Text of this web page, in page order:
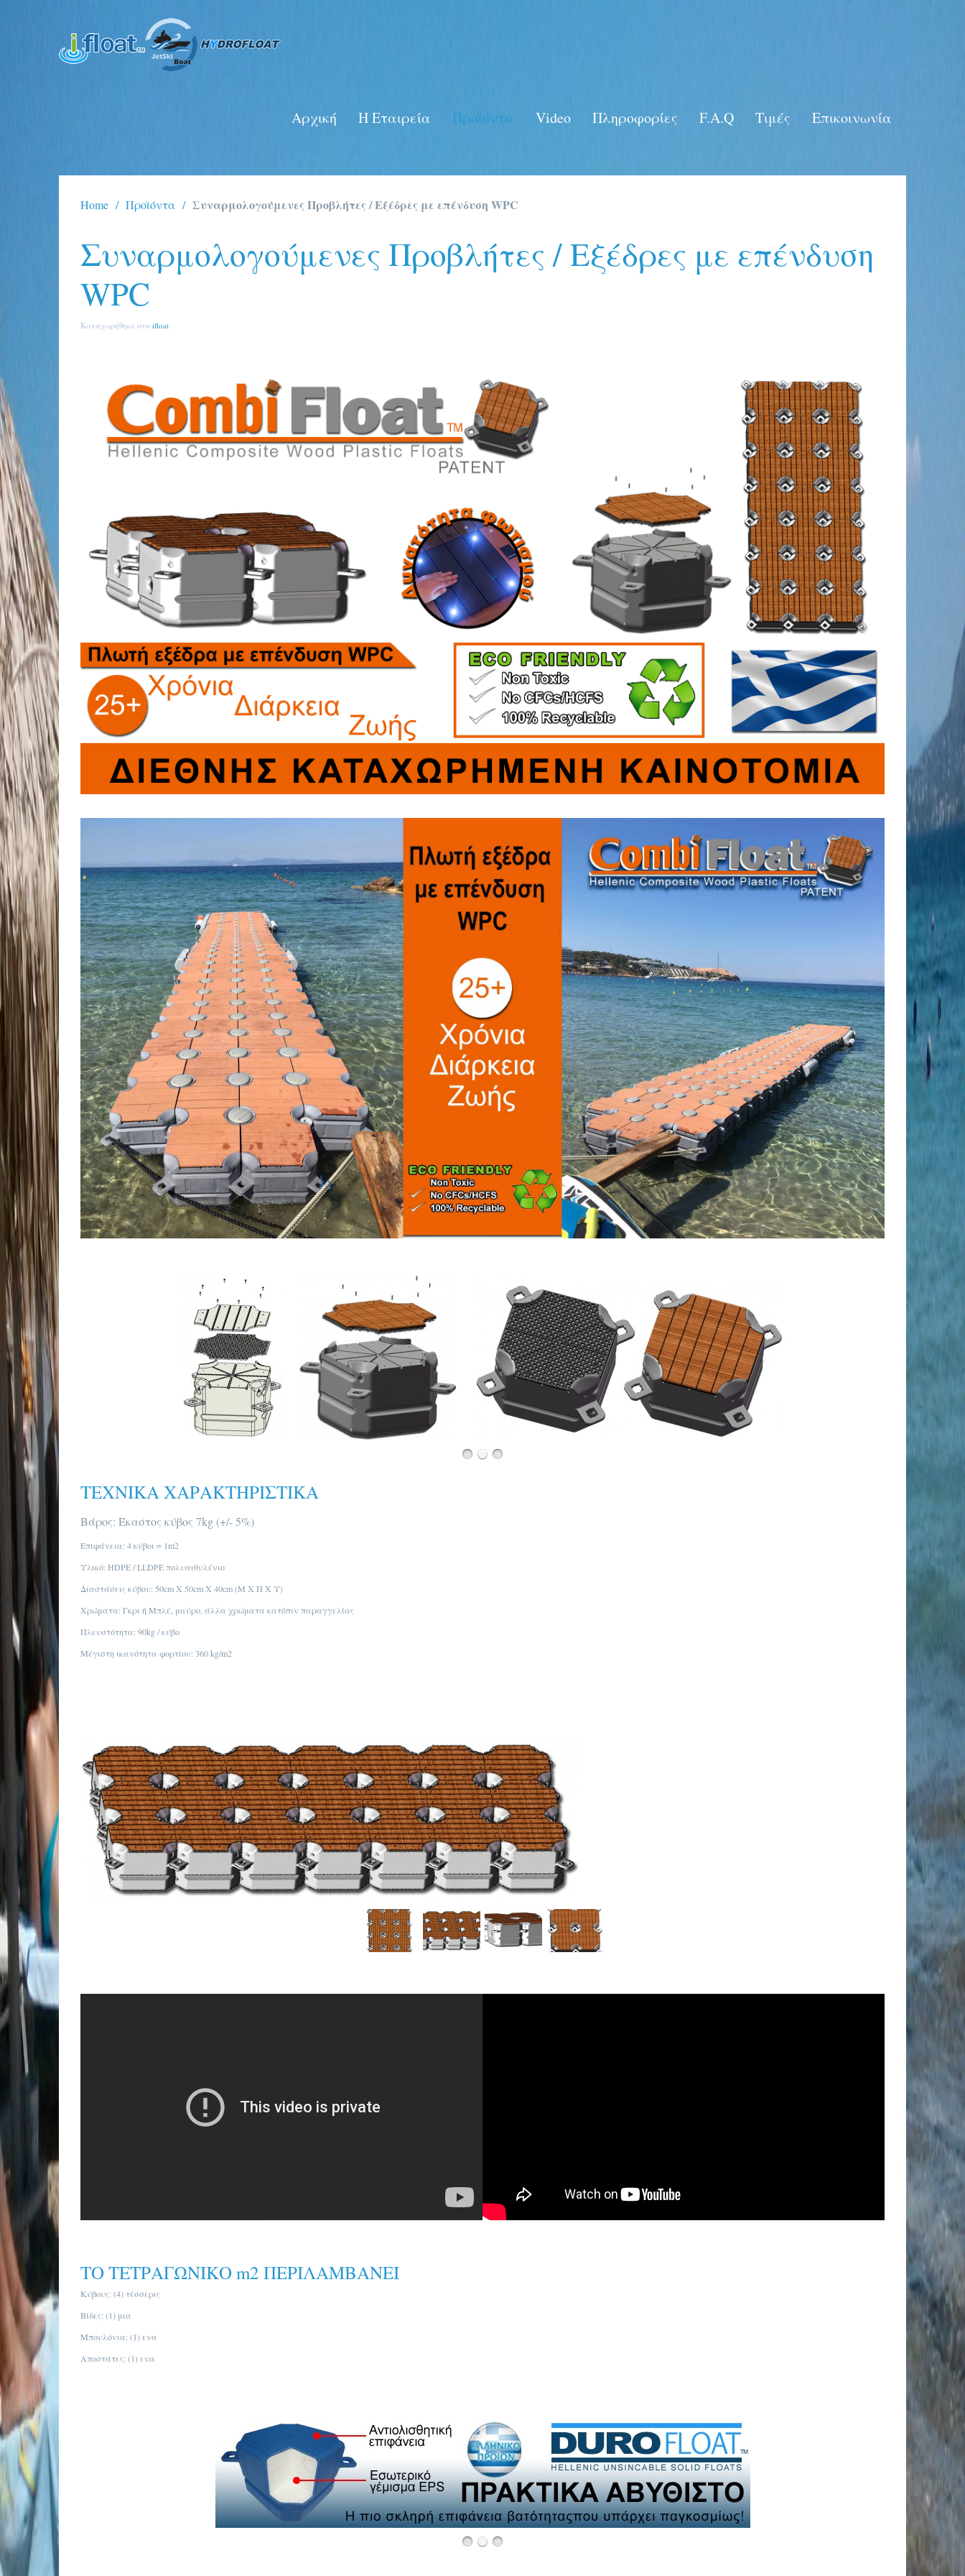
Αρχική Η Eταιρεία Προϊόντα Video Πληροφορίες F.A.Q Τιμές Επικοινωνία
Home Προϊόντα Συναρμολογούμενες Προβλήτες / Εξέδρες με επένδυση WPC
Συναρμολογούμενες Προβλήτες / Εξέδρες με επένδυση
WPC
Καταχωρήθηκε στο ifloat
ΤΕΧΝΙΚΑ ΧΑΡΑΚΤΗΡΙΣΤΙΚΑ
Βάρος: Έκαστος κύβος 7kg (+/- 5%)
Επιφάνεια: 4 κύβοι = 1m2
Υλικό: HDPE / LLDPE πολυαιθυλένιο
Διαστάσεις κύβου: 50cm X 50cm X 40cm (M X Π Χ Υ)
Χρώματα: Γκρι ή Μπλέ, μαύρο, άλλα χρώματα κατόπιν παραγγελίας
Πλευστότητα: 90kg / κύβο
Μέγιστη ικανότητα φορτίου: 360 kg/m2
ΤΟ ΤΕΤΡΑΓΩΝΙΚΟ m2 ΠΕΡΙΛΑΜΒΑΝΕΙ
Κύβους: (4) τέσσερις
Βίδες: (1) μια
Μπουλόνια: (1) ενα
Αποστάτες: (1) ενα